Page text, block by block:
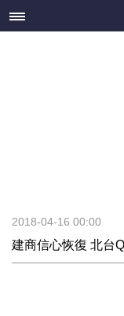
建商信心恢復 北台
2018-04-16 00:00